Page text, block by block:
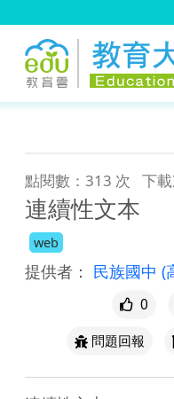
點閱數：313 次 下
連續性文本
web
提供者： 民族國中 (
0
問題回報